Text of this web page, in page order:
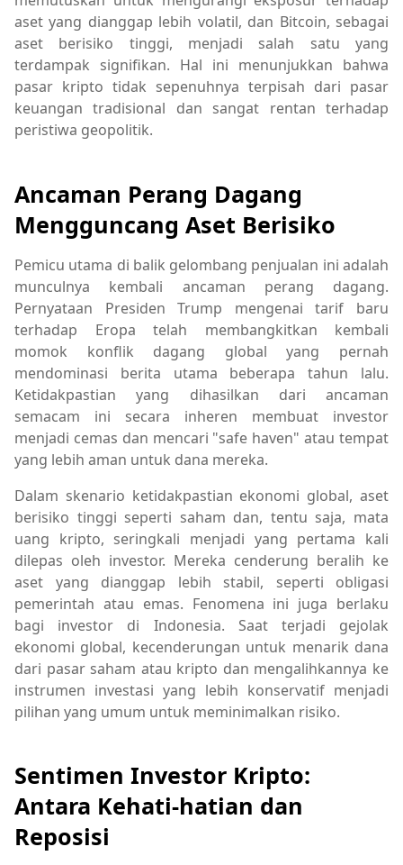
aset yang dianggap lebih volatil, dan Bitcoin, sebagai
aset berisiko tinggi, menjadi salah satu yang
terdampak signifikan. Hal ini menunjukkan bahwa
pasar kripto tidak sepenuhnya terpisah dari pasar
keuangan tradisional dan sangat rentan terhadap
peristiwa geopolitik.
Ancaman Perang Dagang
Mengguncang Aset Berisiko
Pemicu utama di balik gelombang penjualan ini adalah
munculnya kembali ancaman perang dagang.
Pernyataan Presiden Trump mengenai tarif baru
terhadap Eropa telah membangkitkan kembali
momok konflik dagang global yang pernah
mendominasi berita utama beberapa tahun lalu.
Ketidakpastian yang dihasilkan dari ancaman
semacam ini secara inheren membuat investor
menjadi cemas dan mencari "safe haven" atau tempat
yang lebih aman untuk dana mereka.
Dalam skenario ketidakpastian ekonomi global, aset
berisiko tinggi seperti saham dan, tentu saja, mata
uang kripto, seringkali menjadi yang pertama kali
dilepas oleh investor. Mereka cenderung beralih ke
aset yang dianggap lebih stabil, seperti obligasi
pemerintah atau emas. Fenomena ini juga berlaku
bagi investor di Indonesia. Saat terjadi gejolak
ekonomi global, kecenderungan untuk menarik dana
dari pasar saham atau kripto dan mengalihkannya ke
instrumen investasi yang lebih konservatif menjadi
pilihan yang umum untuk meminimalkan risiko.
Sentimen Investor Kripto:
Antara Kehati-hatian dan
Reposisi